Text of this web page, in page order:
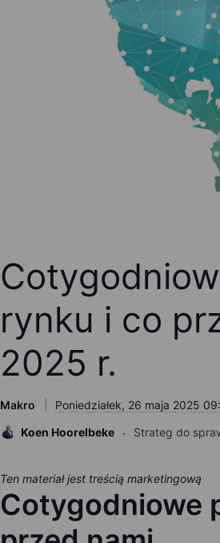
rynku i co
2025 r.
Makro Poniedziałek, 26 maja 2025
Koen Hoorelbeke
Strateg do
Ten materiał jest treścią marketingową
Cotygodniowe